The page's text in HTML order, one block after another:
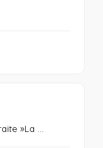
»La ...